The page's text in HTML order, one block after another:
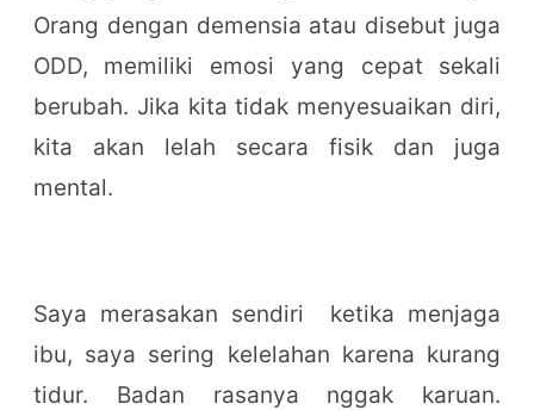
Orang dengan demensia atau disebut juga
ODD, memiliki emosi yang cepat sekali
berubah. Jika kita tidak menyesuaikan diri,
kita akan lelah secara fisik dan juga
mental.
Saya merasakan sendiri ketika menjaga
ibu, saya sering kelelahan karena kurang
tidur. Badan rasanya nggak karuan.